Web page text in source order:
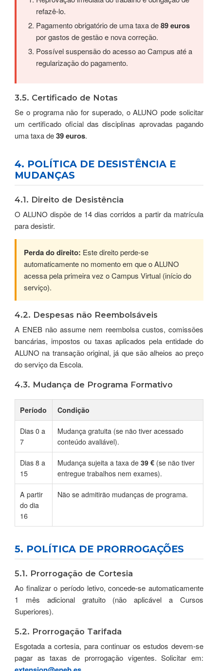
refazê-lo.
Pagamento obrigatório de uma taxa de89 euros
por gastos de gestão e nova correção.
Possível suspensão do acesso ao Campus até a
regularização do pagamento.
3.5. Certificado de Notas
Se o programa não for superado, o ALUNO pode solicitar
um certificado oficial das disciplinas aprovadas pagando
uma taxa de39 euros.
4. POLÍTICA DE DESISTÊNCIA E
MUDANÇAS
4.1. Direito de Desistência
O ALUNO dispõe de 14 dias corridos a partir da matrícula
para desistir.
Perda do direito: Este direito perde-se
automaticamente no momento em que o ALUNO
acessa pela primeira vez o Campus Virtual (início do
serviço).
4.2. Despesas não Reembolsáveis
A ENEB não assume nem reembolsa custos, comissões
bancárias, impostos ou taxas aplicados pela entidade do
ALUNO na transação original, já que são alheios ao preço
do serviço da Escola.
4.3. Mudança de Programa Formativo
Período Condição
Dias 0 a
7
Mudança gratuita (se não tiver acessado
conteúdo avaliável).
Dias 8 a
15
Mudança sujeita a taxa de 39 € (se não tiver
entregue trabalhos nem exames).
A partir
do dia
16
Não se admitirão mudanças de programa.
5. POLÍTICA DE PRORROGAÇÕES
5.1. Prorrogação de Cortesia
Ao finalizar o período letivo, concede-se automaticamente
1 mês adicional gratuito (não aplicável a Cursos
Superiores).
5.2. Prorrogação Tarifada
Esgotada a cortesia, para continuar os estudos devem-se
pagar as taxas de prorrogação vigentes. Solicitar em: